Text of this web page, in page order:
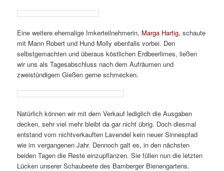
Eine weitere ehemalige Imkerteilnehmerin, Marga Hartig, schaute
mit Mann Robert und Hund Molly ebenfalls vorbei. Den
selbstgemachten und überaus köstlichen Erdbeerlimes, ließen
wir uns als Tagesabschluss nach dem Aufräumen und
zweistündigem Gießen gerne schmecken.
Natürlich können wir mit dem Verkauf lediglich die Ausgaben
decken, sehr viel mehr bleibt da gar nicht übrig. Doch diesmal
entstand vom nichtverkauften Lavendel kein neuer Sinnespfad
wie im vergangenen Jahr. Dennoch galt es, in den nächsten
beiden Tagen die Reste einzupflanzen. Sie füllen nun die letzten
Lücken unserer Schaubeete des Bamberger Bienengartens.